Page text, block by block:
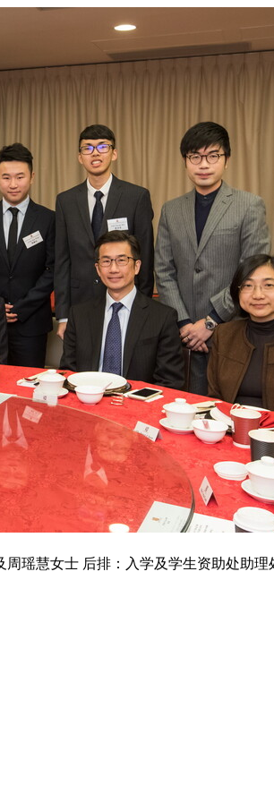
瑶慧女士 后排：入学及学生资助处助